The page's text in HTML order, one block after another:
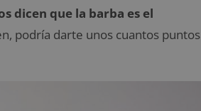
dicen que la barba es el
podría darte unos cuantos puntos